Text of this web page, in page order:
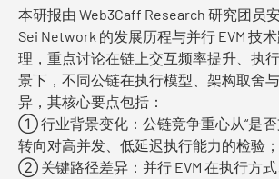
本研报由 Web3Caff Research 研究团员
Sei Network 的发展历程与并行 EVM 技
理，重点讨论在链上交互频率提升、执
景下，不同公链在执行模型、架构取舍
异，其核心要点包括：
① 行业背景变化：公链竞争重心从“是否
转向对高并发、低延迟执行能力的检验；
② 关键路径差异：并行 EVM 在执行方